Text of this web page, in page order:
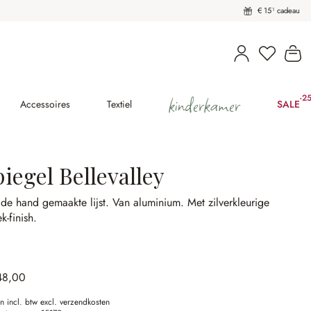
€ 15¹ cadeau
U heeft
Accessoires Textiel kinderkamer SALE-
Bellevalley
hand gemaakte lijst.Van aluminium.Met zilverkleurige
finish.
incl. btw excl. verzendkosten